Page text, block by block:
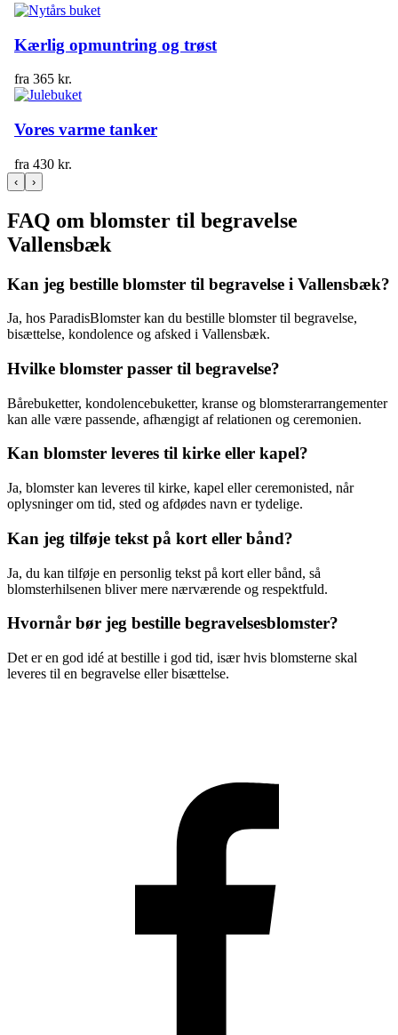
Kærlig opmuntring og trøst
fra 365 kr.
Vores varme tanker
fra 430 kr.
‹ ›
FAQ om blomster til begravelse
Vallensbæk
Kan jeg bestille blomster til begravelse i Vallensbæk?
Ja, hos ParadisBlomster kan du bestille blomster til begravelse,
bisættelse, kondolence og afsked i Vallensbæk.
Hvilke blomster passer til begravelse?
Bårebuketter, kondolencebuketter, kranse og blomsterarrangementer
kan alle være passende, afhængigt af relationen og ceremonien.
Kan blomster leveres til kirke eller kapel?
Ja, blomster kan leveres til kirke, kapel eller ceremonisted, når
oplysninger om tid, sted og afdødes navn er tydelige.
Kan jeg tilføje tekst på kort eller bånd?
Ja, du kan tilføje en personlig tekst på kort eller bånd, så
blomsterhilsenen bliver mere nærværende og respektfuld.
Hvornår bør jeg bestille begravelsesblomster?
Det er en god idé at bestille i god tid, især hvis blomsterne skal
leveres til en begravelse eller bisættelse.